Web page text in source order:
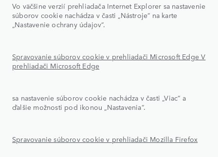
Vo väčšine verzií prehliadača Internet Explorer sa nastavenie
súborov cookie nachádza v časti „Nástroje“ na karte
„Nastavenie ochrany údajov“.
Spravovanie súborov cookie v prehliadači Microsoft Edge V
prehliadači Microsoft Edge
sa nastavenie súborov cookie nachádza v časti „Viac“ a
ďalšie možnosti pod ikonou „Nastavenia“.
Spravovanie súborov cookie v prehliadači Mozilla Firefox